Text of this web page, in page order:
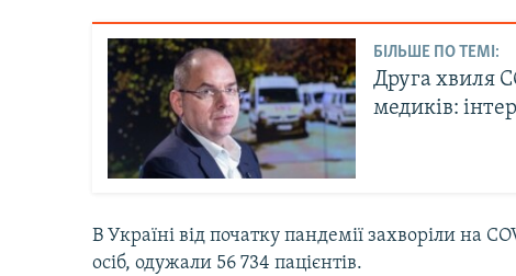
БІЛЬШЕ ПО ТЕМІ:
Друга хвиля
медиків:
В Україні від початку пандемії захворіли на
осіб, одужали 56 734 пацієнтів.